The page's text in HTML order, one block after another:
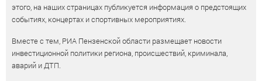
этого, на наших страницах публикуется информация о предстоящих
событиях, концертах и спортивных мероприятиях.
Вместе с тем, РИА Пензенской области размещает новости
инвестиционной политики региона, происшествий, криминала,
аварий и ДТП.